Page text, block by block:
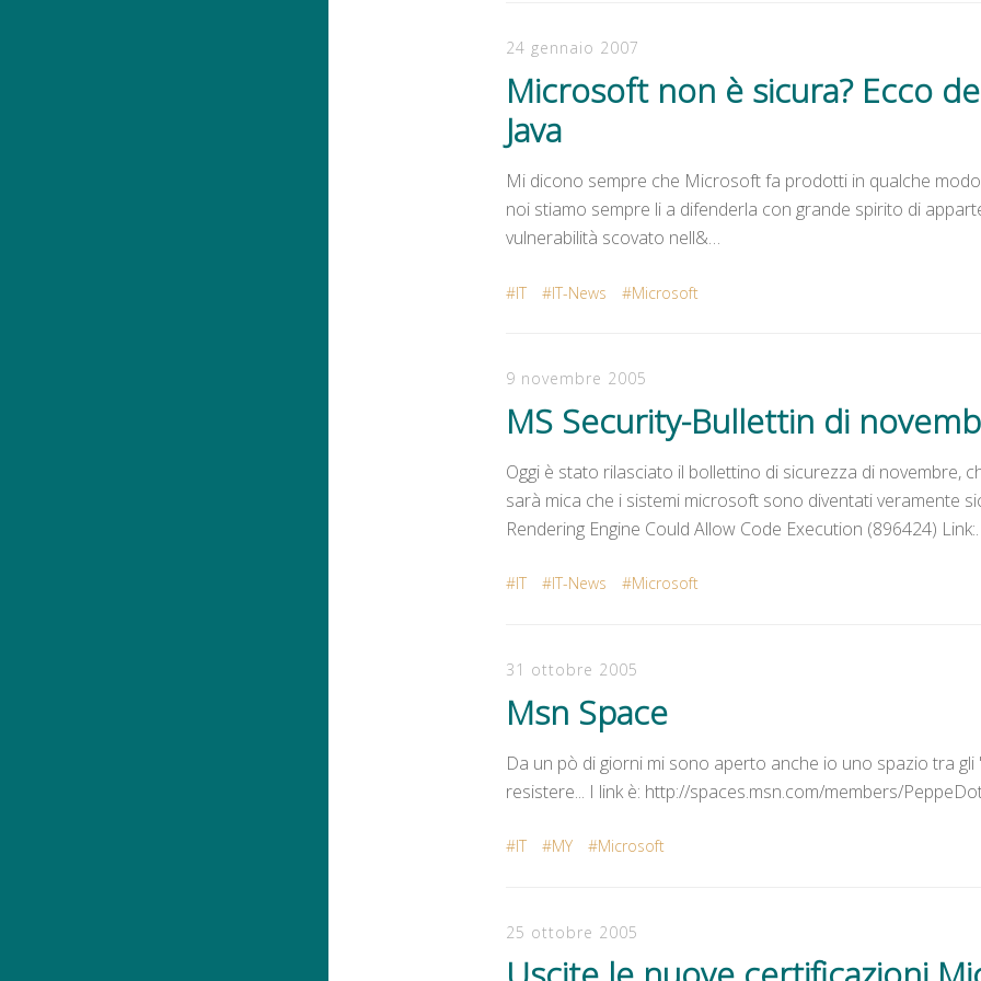
24 gennaio 2007
Microsoft non è sicura? Ecco
Java
Mi dicono sempre che Microsoft fa prodotti in qualche
noi stiamo sempre li a difenderla con grande spirito di
vulnerabilità scovato nell&…
IT IT-News Microsoft
9 novembre 2005
MS Security-Bullettin di
Oggi è stato rilasciato il bollettino di sicurezza di novembre,
sarà mica che i sistemi microsoft sono diventati veramente
Rendering Engine Could Allow Code Execution (896424)
IT IT-News Microsoft
31 ottobre 2005
Msn Space
Da un pò di giorni mi sono aperto anche io uno spazio tra
resistere... I link è: http://spaces.msn.com/members/
IT MY Microsoft
25 ottobre 2005